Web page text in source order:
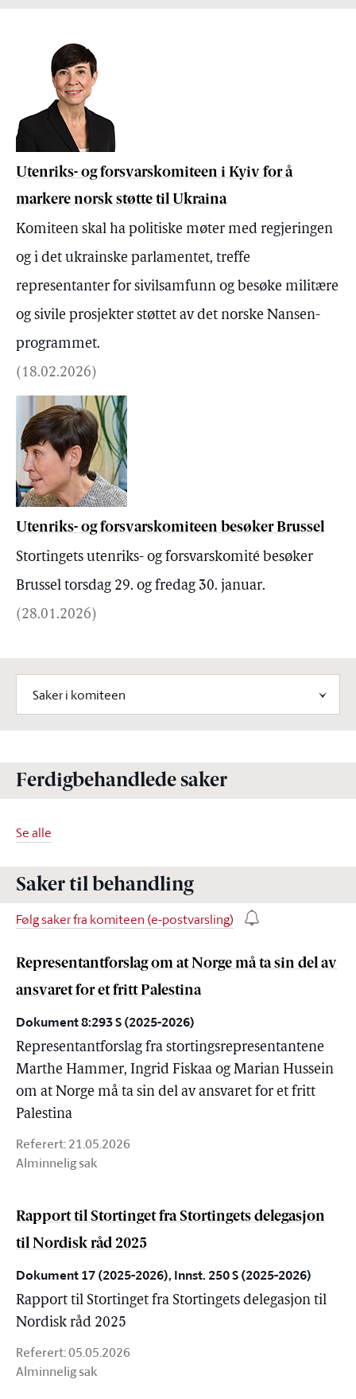
Utenriks- og forsvarskomiteen i Kyiv for å
markere norsk støtte til Ukraina
Komiteen skal ha politiske møter med regjeringen
og i det ukrainske parlamentet, treffe
representanter for sivilsamfunn og besøke militære
og sivile prosjekter støttet av det norske Nansen-
programmet.
( 18.02.2026)
Utenriks- og forsvarskomiteen besøker Brussel
Stortingets utenriks- og forsvarskomité besøker
Brussel torsdag 29. og fredag 30. januar.
(28.01.2026)
Saker i komiteen
Ferdigbehandlede saker
Se alle
Saker til behandling
Følg saker fra komiteen (e-postvarsling)
Representantforslag om at Norge må ta sin del av
ansvaret for et fritt Palestina
Dokument 8:293 S (2025-2026)
Representantforslag fra stortingsrepresentantene
Marthe Hammer, Ingrid Fiskaa og Marian Hussein
om at Norge må ta sin del av ansvaret for et fritt
Palestina
Referert:21.05.2026
Alminnelig sak
Rapport til Stortinget fra Stortingets delegasjon
til Nordisk råd 2025
Dokument 17 (2025-2026), Innst. 250 S (2025-2026)
Rapport til Stortinget fra Stortingets delegasjon til
Nordisk råd 2025
Referert:05.05.2026
Alminnelig sak